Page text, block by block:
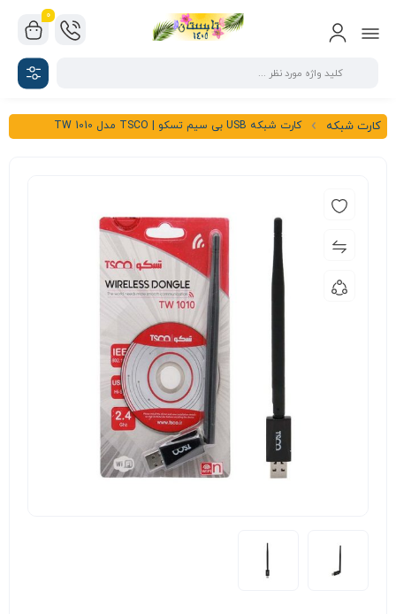
0
کارت شبکه کارت شبکه USB بی سیم تسکو | TSCO مدل TW 1010